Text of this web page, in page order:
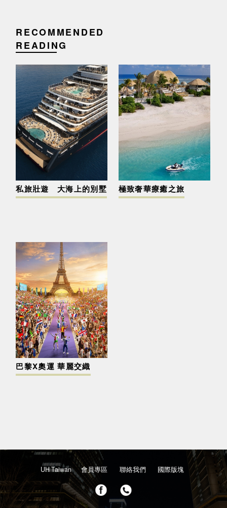
RECOMMENDED
READING
私旅壯遊 大海上的別墅 極致奢華療癒之旅
巴黎X奧運 華麗交織
UH Taiwan 會員專區 聯絡我們 國際版塊